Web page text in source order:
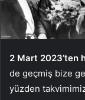
2 Mart 2023’ten
de geçmiş bize
yüzden